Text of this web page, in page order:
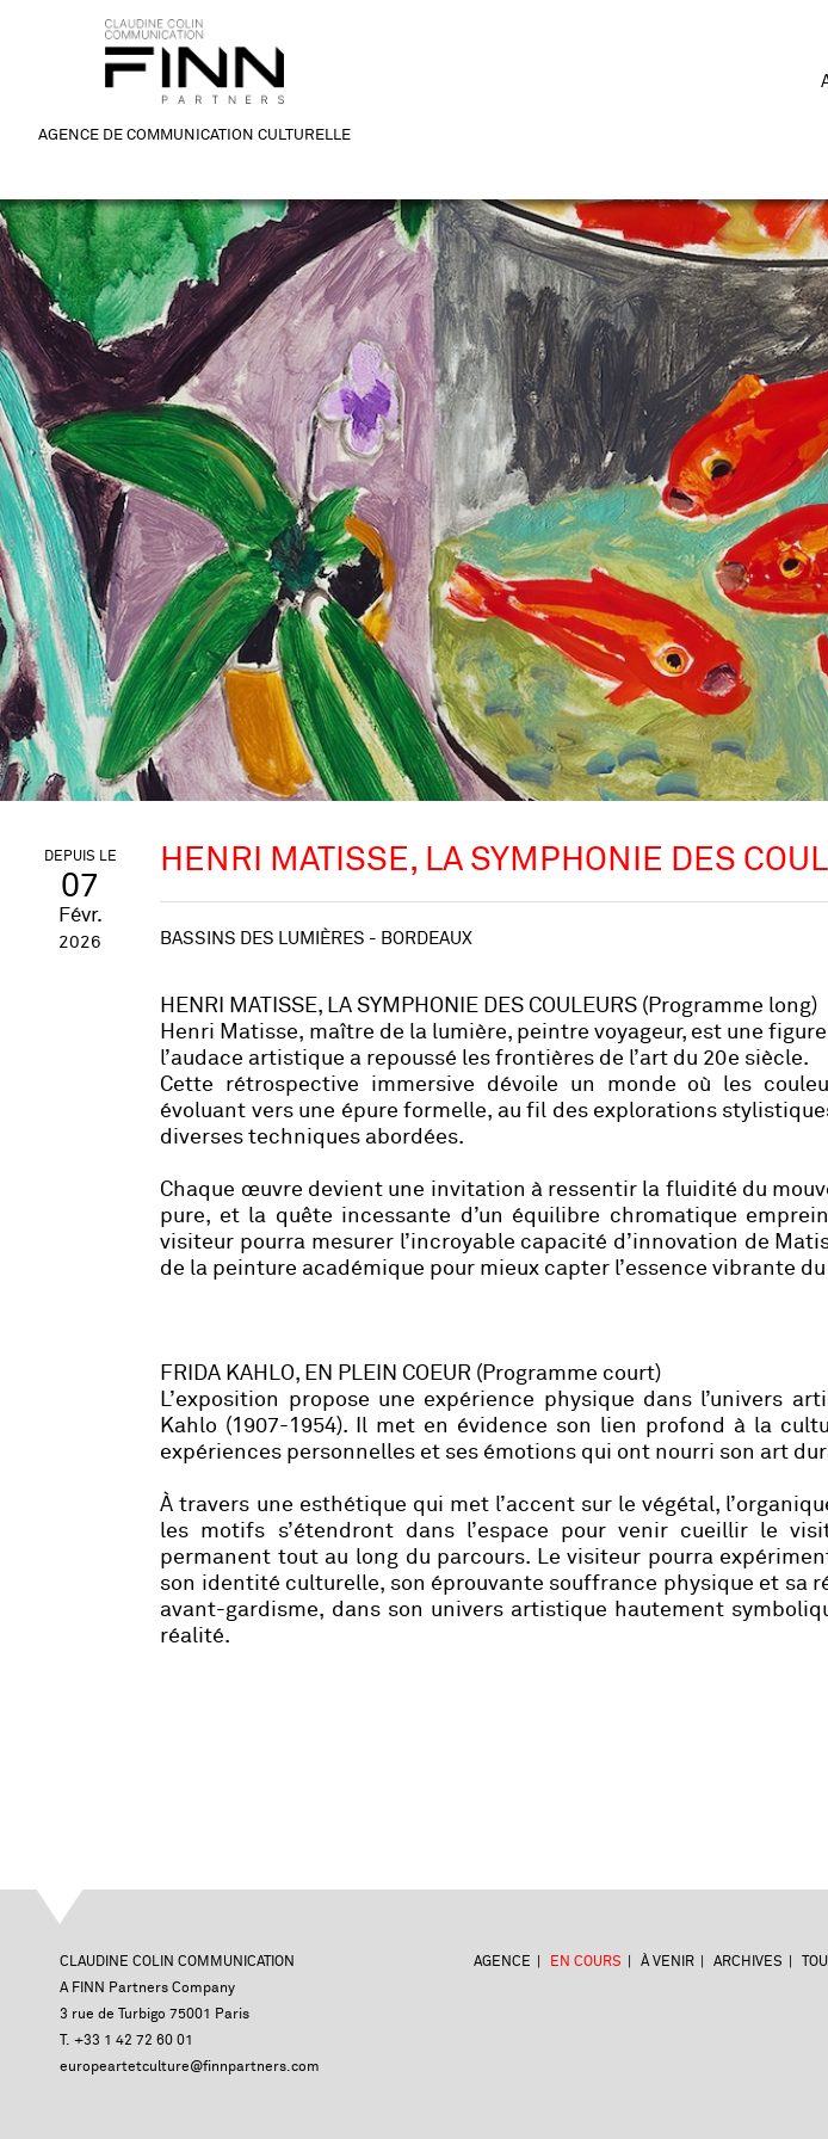
AGENCE DE COMMUNICATION CULTURELLE
DEPUIS LE
07
Févr.
2026
HENRI MATISSE, LA SYMPHONIE DES
BASSINS DES LUMIÈRES - BORDEAUX
HENRI MATISSE, LA SYMPHONIE DES COULEURS (Programme long)
Henri Matisse, maître de la lumière, peintre voyageur, est une
l’audace artistique a repoussé les frontières de l’art du 20e siècle.
Cette rétrospective immersive dévoile un monde où les
évoluant vers une épure formelle, au fil des explorations
diverses techniques abordées.
Chaque œuvre devient une invitation à ressentir la fluidité du
pure, et la quête incessante d’un équilibre chromatique
visiteur pourra mesurer l’incroyable capacité d’innovation de
de la peinture académique pour mieux capter l’essence vibrante
FRIDA KAHLO, EN PLEIN COEUR (Programme court)
L’exposition propose une expérience physique dans l’univers
Kahlo (1907-1954). Il met en évidence son lien profond à la
expériences personnelles et ses émotions qui ont nourri son art
À travers une esthétique qui met l’accent sur le végétal,
les motifs s’étendront dans l’espace pour venir cueillir le
permanent tout au long du parcours. Le visiteur pourra
son identité culturelle, son éprouvante souffrance physique et sa
avant-gardisme, dans son univers artistique hautement
réalité.
CLAUDINE COLIN COMMUNICATION
A FINN Partners Company
3 rue de Turbigo 75001 Paris
T. +33 1 42 72 60 01
europeartetculture@finnpartners.com
AGENCE EN COURS À VENIR ARCHIVES